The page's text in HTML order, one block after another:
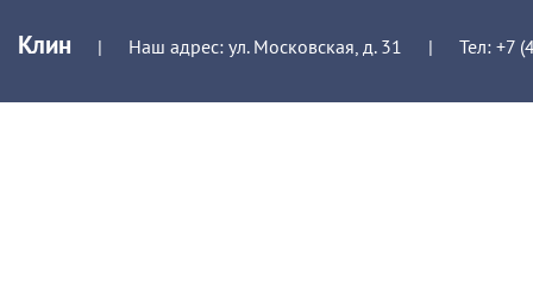
Клин | Наш адрес: ул. Московская, д. 31 | Тел: +7